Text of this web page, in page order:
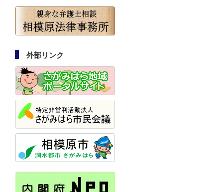
外部リンク